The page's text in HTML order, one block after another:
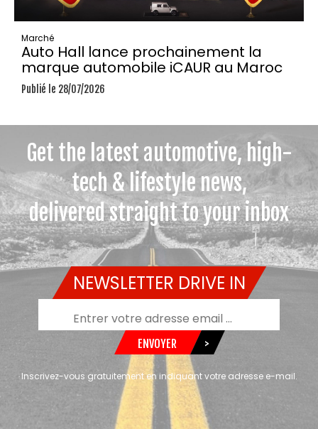
Marché
Auto Hall lance prochainement la
marque automobile iCAUR au Maroc
Publié le 28/07/2026
Get the latest automotive, high-
tech & lifestyle news,
delivered straight to your inbox
NEWSLETTER DRIVE IN
ENVOYER >
Inscrivez-vous gratuitement en indiquant votre adresse e-mail.